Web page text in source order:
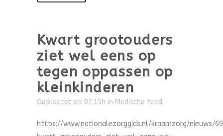
Kwart grootouders
ziet wel eens op
tegen oppassen op
kleinkinderen
Geplaatst op 07:15h in Medische feed
https://www.nationalezorggids.nl/kraamzorg/nieuws/